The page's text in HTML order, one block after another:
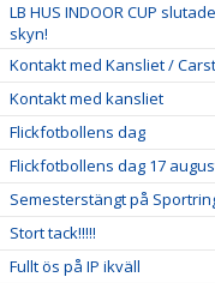
LB HUS INDOOR CUP
skyn!
Kontakt med Kansliet /
Kontakt med kansliet
Flickfotbollens dag
Flickfotbollens dag 17
Semesterstängt på
Stort tack!!!!!
Fullt ös på IP ikväll